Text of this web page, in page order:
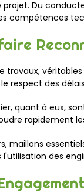
projet. Du
compétences
travaux,
respect des
quant à eux,
rapidement
maillons
l'utilisation des